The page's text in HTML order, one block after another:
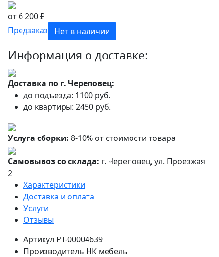
от 6 200 ₽
Предзаказ
Нет в наличии
Информация о доставке:
Доставка по г. Череповец:
до подъезда: 1100 руб.
до квартиры: 2450 руб.
Услуга сборки: 8-10% от стоимости товара
Самовывоз со склада: г. Череповец, ул. Проезжая
2
Характеристики
Доставка и оплата
Услуги
Отзывы
Артикул РТ-00004639
Производитель НК мебель